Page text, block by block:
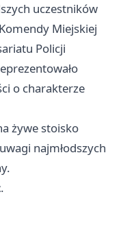
uczestników
Miejskiej
Policji
o charakterze
żywe stoisko
najmłodszych
.